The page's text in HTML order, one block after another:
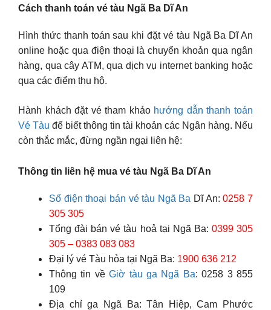
Cách thanh toán vé tàu Ngã Ba Dĩ An
Hình thức thanh toán sau khi đặt vé tàu Ngã Ba Dĩ An
online hoặc qua điện thoại là chuyển khoản qua ngân
hàng, qua cây ATM, qua dịch vụ internet banking hoặc
qua các điểm thu hộ.
Hành khách đặt vé tham khảo hướng dẫn thanh toán
Vé Tàu để biết thông tin tài khoản các Ngân hàng. Nếu
còn thắc mắc, đừng ngần ngại liên hệ:
Thông tin liên hệ mua vé tàu Ngã Ba Dĩ An
Số điện thoại bán vé tàu Ngã Ba Dĩ An:0258 7
305 305
Tổng đài bán vé tàu hoả tại Ngã Ba: 0399 305
305 – 0383 083 083
Đại lý vé Tàu hỏa tại Ngã Ba: 1900 636 212
Thông tin vềGiờ tàu ga Ngã Ba: 0258 3 855
109
Địa chỉ ga Ngã Ba: Tân Hiệp, Cam Phước